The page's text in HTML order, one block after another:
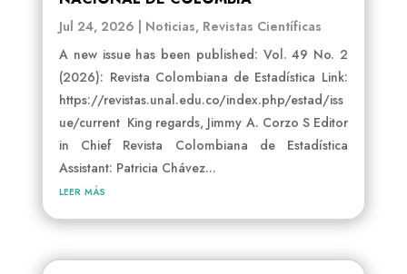
Jul 24, 2026 | Noticias, Revistas Científicas
A new issue has been published: Vol. 49 No. 2
(2026): Revista Colombiana de Estadística Link:
https://revistas.unal.edu.co/index.php/estad/iss
ue/current King regards, Jimmy A. Corzo S Editor
in Chief Revista Colombiana de Estadística
Assistant: Patricia Chávez...
leer más